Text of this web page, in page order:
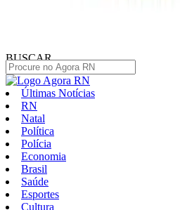
BUSCAR
Últimas Notícias
RN
Natal
Política
Polícia
Economia
Brasil
Saúde
Esportes
Cultura